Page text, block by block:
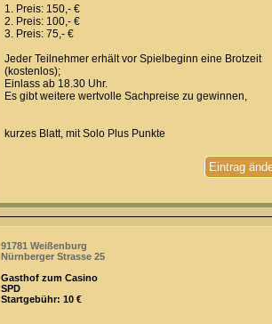
1. Preis: 150,- €
2. Preis: 100,- €
3. Preis: 75,- €
Jeder Teilnehmer erhält vor Spielbeginn eine Brotzeit
(kostenlos);
Einlass ab 18.30 Uhr.
Es gibt weitere wertvolle Sachpreise zu gewinnen,
kurzes Blatt, mit Solo Plus Punkte
Eintrag
91781 Weißenburg
Nürnberger Strasse 25
Gasthof zum Casino
SPD
Startgebühr: 10 €